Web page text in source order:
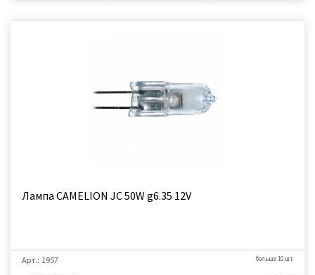
Лампа CAMELION JC 50W g6.35 12V
Арт.: 1957 больше 10 шт